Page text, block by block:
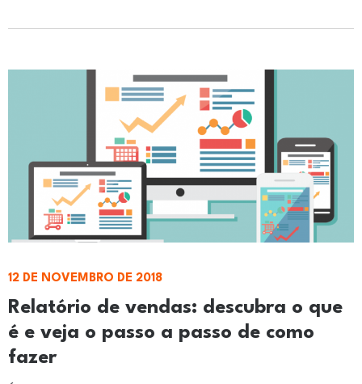
Relatório de vendas: descubra o que
é e veja o passo a passo de como
fazer
12 DE NOVEMBRO DE 2018